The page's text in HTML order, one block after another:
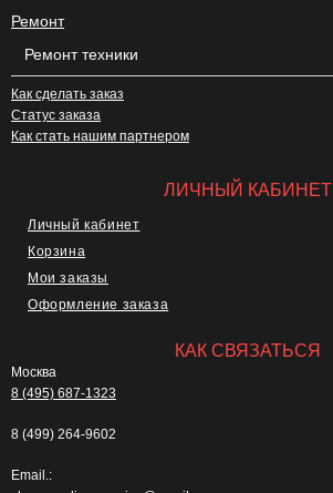
Ремонт
Ремонт техники
Как сделать заказ
Статус заказа
Как стать нашим партнером
ЛИЧНЫЙ КАБИНЕТ
Личный кабинет
Корзина
Мои заказы
Оформление заказа
КАК СВЯЗАТЬСЯ
Москва
8 (495) 687-1323
8 (499) 264-9602
Email.: